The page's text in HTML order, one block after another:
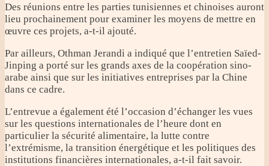
Des réunions entre les parties tunisiennes et chinoises auront
lieu prochainement pour examiner les moyens de mettre en
œuvre ces projets, a-t-il ajouté.
Par ailleurs, Othman Jerandi a indiqué que l’entretien Saïed-
Jinping a porté sur les grands axes de la coopération sino-
arabe ainsi que sur les initiatives entreprises par la Chine
dans ce cadre.
L’entrevue a également été l’occasion d’échanger les vues
sur les questions internationales de l’heure dont en
particulier la sécurité alimentaire, la lutte contre
l’extrémisme, la transition énergétique et les politiques des
institutions financières internationales, a-t-il fait savoir.